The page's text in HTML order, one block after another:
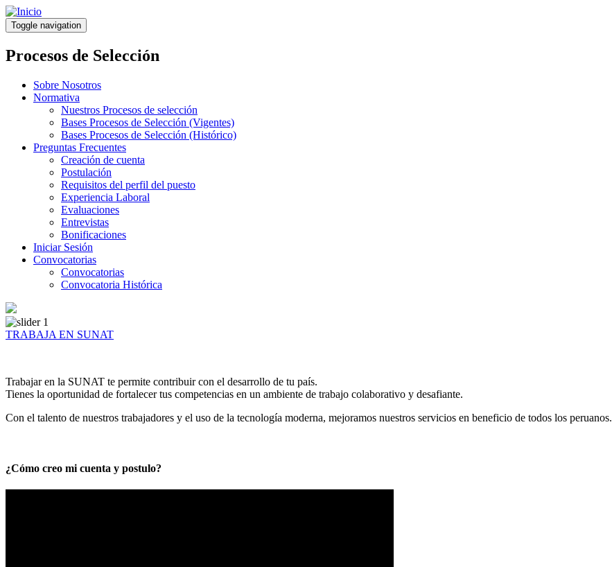
Pasar
al
contenido
principal
Toggle navigation
Procesos de Selección
Sobre Nosotros
Normativa
Nuestros Procesos de selección
Bases Procesos de Selección (Vigentes)
Bases Procesos de Selección (Histórico)
Preguntas Frecuentes
Creación de cuenta
Postulación
Requisitos del perfil del puesto
Experiencia Laboral
Evaluaciones
Entrevistas
Bonificaciones
Iniciar Sesión
Convocatorias
Convocatorias
Convocatoria Histórica
TRABAJA EN SUNAT
Trabajar en la SUNAT te permite contribuir con el desarrollo de tu país.
Tienes la oportunidad de fortalecer tus competencias en un ambiente de trabajo colaborativo y desafiante.
Con el talento de nuestros trabajadores y el uso de la tecnología moderna, mejoramos nuestros servicios en beneficio de todos los peruanos.
¿Cómo creo mi cuenta y postulo?